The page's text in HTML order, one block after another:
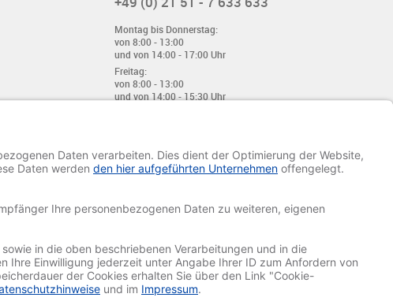
Montag bis Donnerstag:
von 8:00 - 13:00
und von 14:00 - 17:00 Uhr
Freitag:
von 8:00 - 13:00
und von 14:00 - 15:30 Uhr